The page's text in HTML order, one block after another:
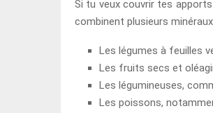
Si tu veux couvrir tes
combinent plusieurs
Les légumes à feuilles
Les fruits secs et
Les légumineuses,
Les poissons,